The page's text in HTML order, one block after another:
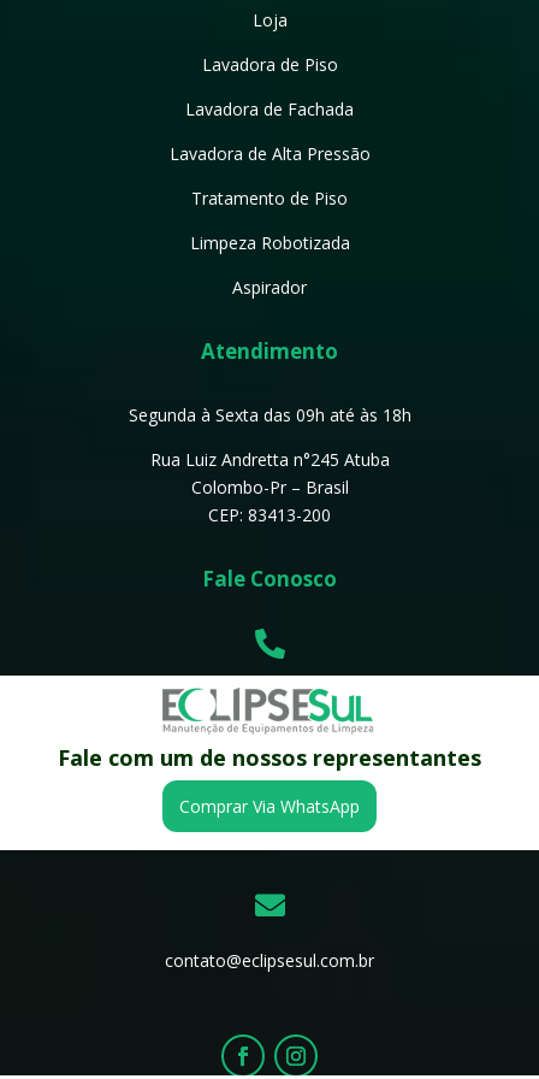
Fale com um de nossos representantes
Comprar Via WhatsApp
Loja
Lavadora de Piso
Lavadora de Fachada
Lavadora de Alta Pressão
Tratamento de Piso
Limpeza Robotizada
Aspirador
Atendimento
Segunda à Sexta das 09h até às 18h
Rua Luiz Andretta n°245 Atuba
Colombo-Pr – Brasil
CEP: 83413-200
Fale Conosco

(41) 3668-0002

(41) 9 9178-6413

contato@eclipsesul.com.br